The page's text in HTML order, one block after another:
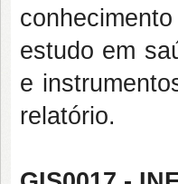
estudo em
e
relatório.